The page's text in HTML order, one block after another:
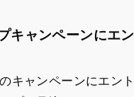
キャンペーンにエ
キャンペーンにエン